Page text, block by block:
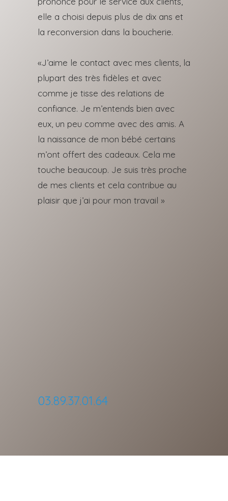
elle a choisi depuis plus de dix ans et
la reconversion dans la boucherie.
«J’aime le contact avec mes clients, la
plupart des très fidèles et avec
comme je tisse des relations de
confiance. Je m’entends bien avec
eux, un peu comme avec des amis. A
la naissance de mon bébé certains
m’ont offert des cadeaux. Cela me
touche beaucoup. Je suis très proche
de mes clients et cela contribue au
plaisir que j’ai pour mon travail »
03.89.37.01.64